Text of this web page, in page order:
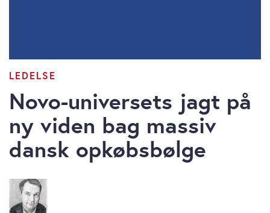
LEDELSE
Novo-universets jagt på
ny viden bag massiv
dansk opkøbsbølge